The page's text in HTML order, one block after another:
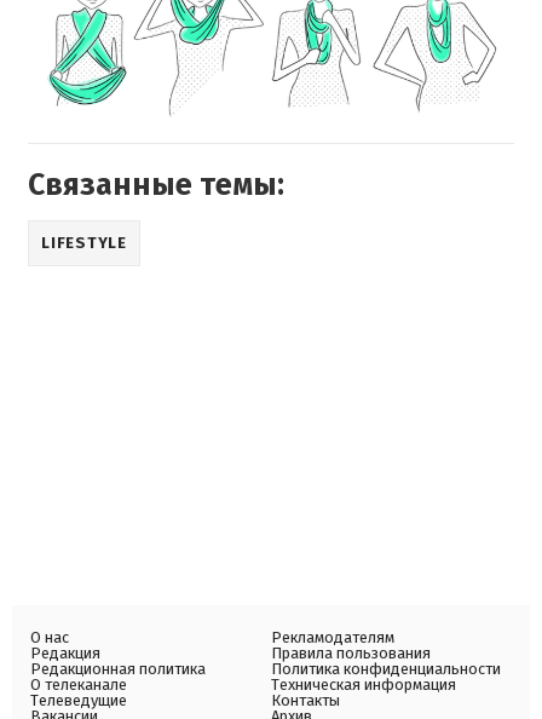
Связанные темы:
LIFESTYLE
О нас
Редакция
Редакционная политика
О телеканале
Телеведущие
Рекламодателям
Правила пользования
Политика конфиденциальности
Техническая информация
Контакты